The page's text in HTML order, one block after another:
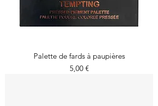
Palette de fards à paupières
Prix
5,00 €